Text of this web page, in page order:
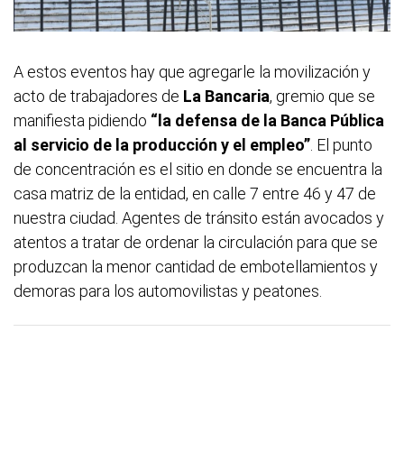
A estos eventos hay que agregarle la movilización y
acto de trabajadores de La Bancaria, gremio que se
manifiesta pidiendo “la defensa de la Banca Pública
al servicio de la producción y el empleo” . El punto
de concentración es el sitio en donde se encuentra la
casa matriz de la entidad, en calle 7 entre 46 y 47 de
nuestra ciudad. Agentes de tránsito están avocados y
atentos a tratar de ordenar la circulación para que se
produzcan la menor cantidad de embotellamientos y
demoras para los automovilistas y peatones.